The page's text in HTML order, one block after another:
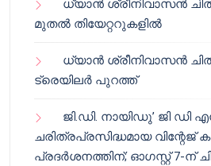
ധ്യാൻ ശ്രീനിവാസൻ
മുതൽ തിയേറ്ററുകളിൽ
ധ്യാൻ ശ്രീനിവാസൻ
ട്രെയിലർ പുറത്ത്
ജി.ഡി. നായിഡു’ ജി ഡി
ചരിത്രപ്രസിദ്ധമായ വിന്റേജ്
പ്രദർശനത്തിന്; ഓഗസ്റ്റ് 7-ന്